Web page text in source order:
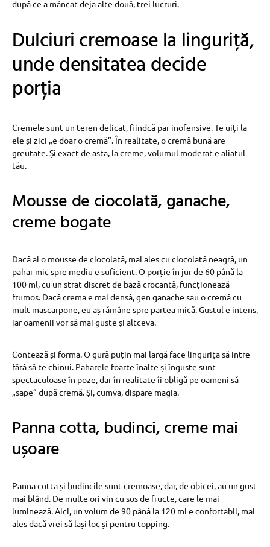
după ce a mâncat deja alte două, trei lucruri.
Dulciuri cremoase la linguriță,
unde densitatea decide
porția
Cremele sunt un teren delicat, fiindcă par inofensive. Te uiți la
ele și zici „e doar o cremă”. În realitate, o cremă bună are
greutate. Și exact de asta, la creme, volumul moderat e aliatul
tău.
Mousse de ciocolată, ganache,
creme bogate
Dacă ai o mousse de ciocolată, mai ales cu ciocolată neagră, un
pahar mic spre mediu e suficient. O porție în jur de 60 până la
100 ml, cu un strat discret de bază crocantă, funcționează
frumos. Dacă crema e mai densă, gen ganache sau o cremă cu
mult mascarpone, eu aș rămâne spre partea mică. Gustul e intens,
iar oamenii vor să mai guste și altceva.
Contează și forma. O gură puțin mai largă face lingurița să intre
fără să te chinui. Paharele foarte înalte și înguste sunt
spectaculoase în poze, dar în realitate îi obligă pe oameni să
„sape” după cremă. Și, cumva, dispare magia.
Panna cotta, budinci, creme mai
ușoare
Panna cotta și budincile sunt cremoase, dar, de obicei, au un gust
mai blând. De multe ori vin cu sos de fructe, care le mai
luminează. Aici, un volum de 90 până la 120 ml e confortabil, mai
ales dacă vrei să lași loc și pentru topping.